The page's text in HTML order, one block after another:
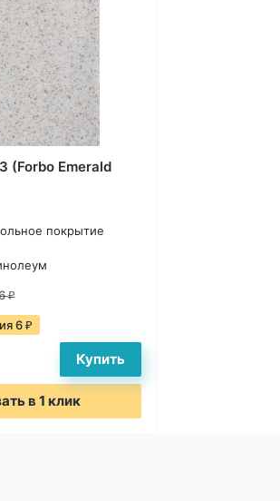
(Forbo Emerald
покрытие
₽
6 ₽
в 1 клик